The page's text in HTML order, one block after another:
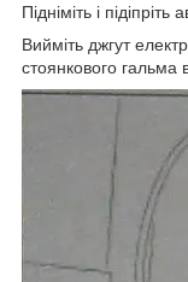
Підніміть і підіпріть
Вийміть джгут
стоянкового гальма